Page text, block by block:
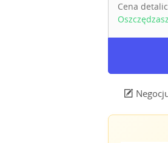
Cena